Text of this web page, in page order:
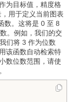
为目标值，精度格
用于定义当前图表
数。这将是 0 至 8
。例如，我们的交
们将 3 作为位数
该函数自动检索特
数位数范围，请使